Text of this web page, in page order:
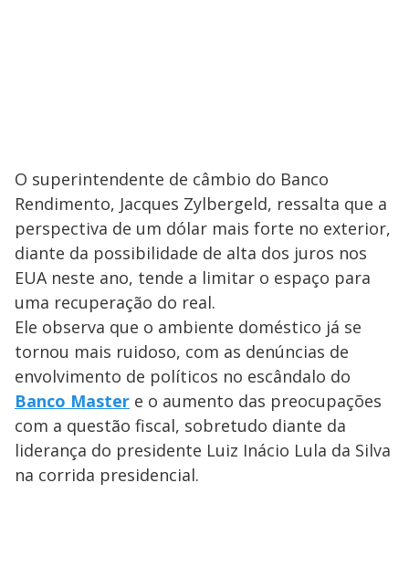
O superintendente de câmbio do Banco
Rendimento, Jacques Zylbergeld, ressalta que a
perspectiva de um dólar mais forte no exterior,
diante da possibilidade de alta dos juros nos
EUA neste ano, tende a limitar o espaço para
uma recuperação do real.
Ele observa que o ambiente doméstico já se
tornou mais ruidoso, com as denúncias de
envolvimento de políticos no escândalo do
Banco Master e o aumento das preocupações
com a questão fiscal, sobretudo diante da
liderança do presidente Luiz Inácio Lula da Silva
na corrida presidencial.